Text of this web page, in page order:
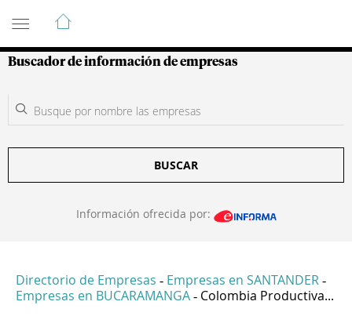
Guía de Empresas Colombianas
Buscador de información de empresas
BUSCAR
Información ofrecida por:
Directorio de Empresas - Empresas en SANTANDER -
Empresas en BUCARAMANGA - Colombia Productiva...